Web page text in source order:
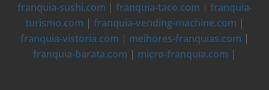
franquia-sushi.com | franquia-taco.com | franquia-
turismo.com | franquia-vending-machine.com |
franquia-vistoria.com | melhores-franquias.com |
franquia-barata.com | micro-franquia.com |